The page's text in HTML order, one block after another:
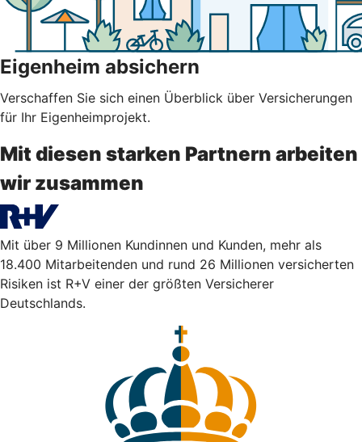
Eigenheim absichern
Verschaffen Sie sich einen Überblick über Versicherungen
für Ihr Eigenheimprojekt.
Mit diesen starken Partnern arbeiten
wir zusammen
Mit über 9 Millionen Kundinnen und Kunden, mehr als
18.400 Mitarbeitenden und rund 26 Millionen versicherten
Risiken ist R+V einer der größten Versicherer
Deutschlands.